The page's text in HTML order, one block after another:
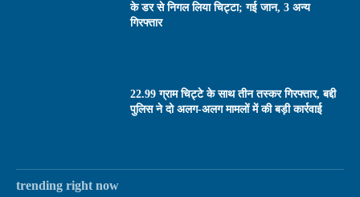
के डर से निगल लिया चिट्टा; गई जान, 3 अन्य
गिरफ्तार
22.99 ग्राम चिट्टे के साथ तीन तस्कर गिरफ्तार, बद्दी
पुलिस ने दो अलग-अलग मामलों में की बड़ी कार्रवाई
trending right now